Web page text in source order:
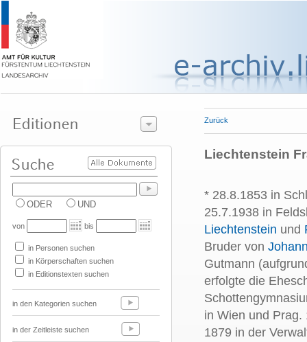
ODER UND
von bis
in Personen suchen
in Körperschaften suchen
in Editionstexten suchen
in den Kategorien suchen
in der Zeitleiste suchen
Zurück
Liechtenstein
* 28.8.1853 in
25.7.1938 in
Liechtenstein und
Bruder von
Gutmann
erfolgte die
in Wien und
1879 in der